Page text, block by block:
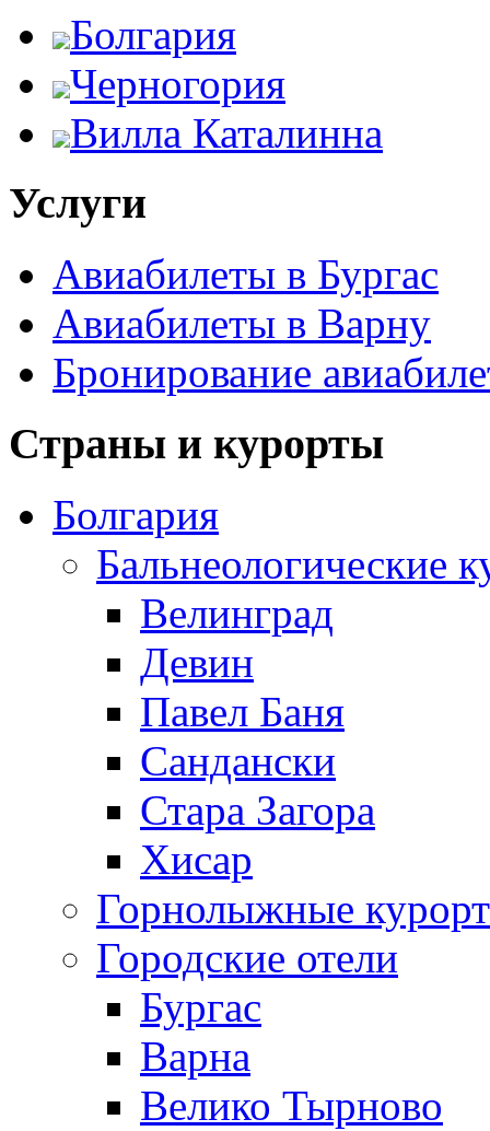
Болгария
Черногория
Вилла Каталинна
Услуги
Авиабилеты в Бургас
Авиабилеты в Варну
Бронирование
Страны и курорты
Болгария
Бальнеологические
Велинград
Девин
Павел Баня
Сандански
Стара Загора
Хисар
Горнолыжные
Городские отели
Бургас
Варна
Велико Тырново